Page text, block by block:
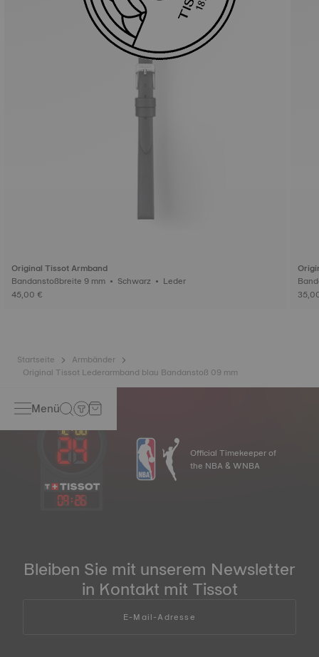
Original Tissot Armband
Bandanstoßbreite 9 mm • Schwarz • Leder
45,00 €
Startseite
Armbänder
Original Tissot Lederarmband blau Bandanstoß 09 mm
Menü
09:26
Official Timekeeper of
the NBA & WNBA
Bleiben Sie mit unserem Newsletter
in Kontakt mit Tissot
E-Mail-Adresse